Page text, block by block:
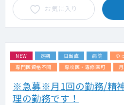
お気に入り
NEW 定期 日当直 病院 ゆ
専門医資格不問
専攻医・専修医可
※急募※月1回の勤務/精
理の勤務です！